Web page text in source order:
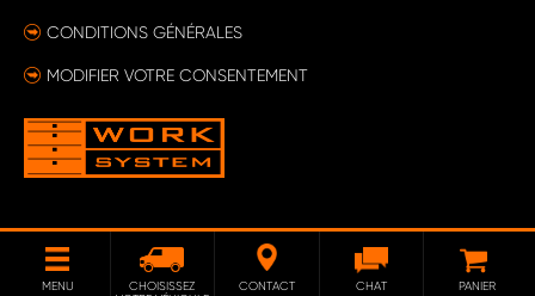
CONDITIONS GÉNÉRALES
MODIFIER VOTRE CONSENTEMENT
MENU
CHOISISSEZ
CONTACT CHAT PANIER